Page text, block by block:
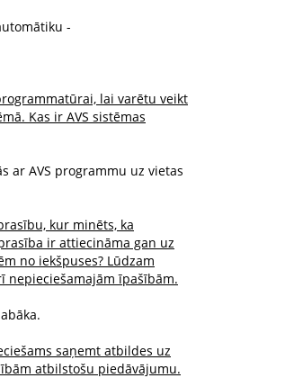
-
lai varētu veikt
Kas ir AVS sistēmas
ar AVS programmu uz vietas
kur minēts, ka
ir attiecināma gan uz
no iekšpuses? Lūdzam
nepieciešamajām īpašībām.
saņemt atbildes uz
atbilstošu piedāvājumu.